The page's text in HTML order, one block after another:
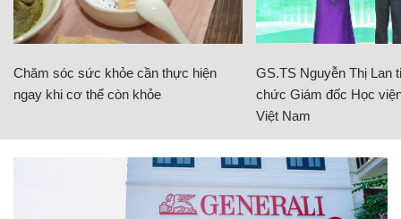
Chăm sóc sức khỏe cần thực hiện
ngay khi cơ thể còn khỏe
GS.TS Nguyễn Thị Lan
chức Giám đốc Học
Việt Nam